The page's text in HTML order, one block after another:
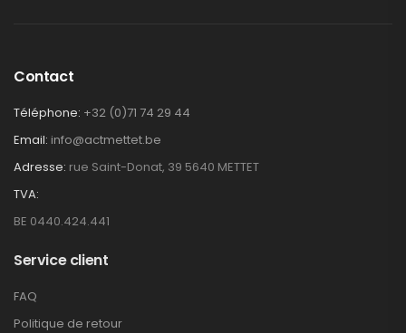
Contact
Téléphone: +32 (0)71 74 29 44
Email: info@actmettet.be
Adresse: rue Saint-Donat, 39 5640 METTET
TVA:
BE 0440.424.441
Service client
FAQ
Politique de retour